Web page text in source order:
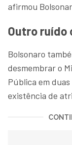
afirmou
Outro ruído
Bolsonaro
desmembrar o
Pública em
existência de